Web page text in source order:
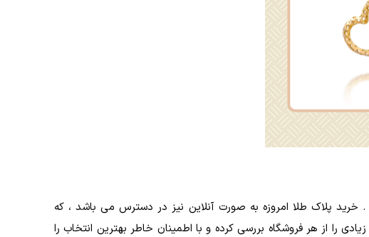
پلاک طلا امروزه به صورت آنلاین نیز در دسترس می باشد ، که
را از هر فروشگاه بررسی کرده و با اطمینان خاطر بهترین انتخاب را